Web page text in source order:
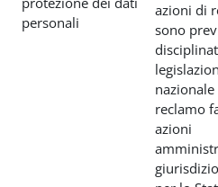
personali
azioni di
sono
reclamo
azioni